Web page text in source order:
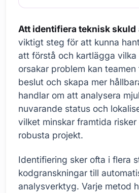
Att identifiera teknisk skuld
viktigt steg för att kunna
att förstå och kartlägga vilka
orsakar problem kan
beslut och skapa mer
handlar om att analysera
nuvarande status och
vilket minskar framtida
robusta projekt.
Identifiering sker ofta i flera
kodgranskningar till
analysverktyg. Varje metod